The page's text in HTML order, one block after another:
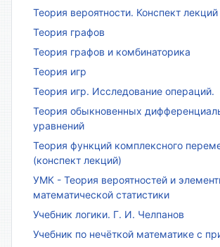
Теория вероятности. Конспект
Теория графов
Теория графов и комбинаторика
Теория игр
Теория игр. Исследование операций.
Теория обыкновенных
уравнений
Теория функций комплексного
(конспект лекций)
УМК - Теория вероятностей и
математической статистики
Учебник логики. Г. И. Челпанов
Учебник по нечёткой математике с